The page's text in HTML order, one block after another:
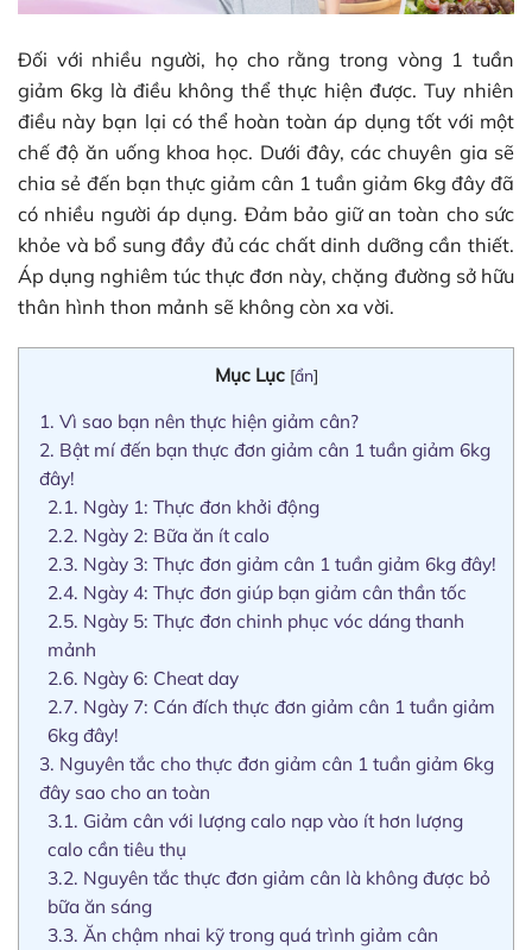
Đối với nhiều người, họ cho rằng trong vòng 1 tuần
giảm 6kg là điều không thể thực hiện được. Tuy nhiên
điều này bạn lại có thể hoàn toàn áp dụng tốt với một
chế độ ăn uống khoa học. Dưới đây, các chuyên gia sẽ
chia sẻ đến bạn thực giảm cân 1 tuần giảm 6kg đây đã
có nhiều người áp dụng. Đảm bảo giữ an toàn cho sức
khỏe và bổ sung đầy đủ các chất dinh dưỡng cần thiết.
Áp dụng nghiêm túc thực đơn này, chặng đường sở hữu
thân hình thon mảnh sẽ không còn xa vời.
Mục Lục [ẩn]
1. Vì sao bạn nên thực hiện giảm cân?
2. Bật mí đến bạn thực đơn giảm cân 1 tuần giảm 6kg
đây!
2.1. Ngày 1: Thực đơn khởi động
2.2. Ngày 2: Bữa ăn ít calo
2.3. Ngày 3: Thực đơn giảm cân 1 tuần giảm 6kg đây!
2.4. Ngày 4: Thực đơn giúp bạn giảm cân thần tốc
2.5. Ngày 5: Thực đơn chinh phục vóc dáng thanh
mảnh
2.6. Ngày 6: Cheat day
2.7. Ngày 7: Cán đích thực đơn giảm cân 1 tuần giảm
6kg đây!
3. Nguyên tắc cho thực đơn giảm cân 1 tuần giảm 6kg
đây sao cho an toàn
3.1. Giảm cân với lượng calo nạp vào ít hơn lượng
calo cần tiêu thụ
3.2. Nguyên tắc thực đơn giảm cân là không được bỏ
bữa ăn sáng
3.3. Ăn chậm nhai kỹ trong quá trình giảm cân